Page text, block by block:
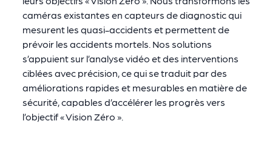
caméras existantes en capteurs de diagnostic qui
mesurent les quasi-accidents et permettent de
prévoir les accidents mortels. Nos solutions
s’appuient sur l’analyse vidéo et des interventions
ciblées avec précision, ce qui se traduit par des
améliorations rapides et mesurables en matière de
sécurité, capables d’accélérer les progrès vers
l’objectif « Vision Zéro ».